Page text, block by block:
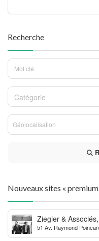
Recherche
Catégorie
Nouveaux sites « premium
Ziegler &
cryptomonnaie et
51 Av. Raymond